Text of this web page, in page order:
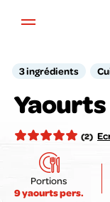
3 ingrédients
(2)
Votre
Portions
9 yaourts pers.